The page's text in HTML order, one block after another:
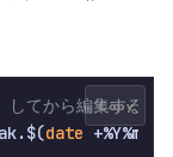
てから編集する
date
Copy